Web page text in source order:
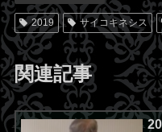
2019 サイコキネシス
関連記事